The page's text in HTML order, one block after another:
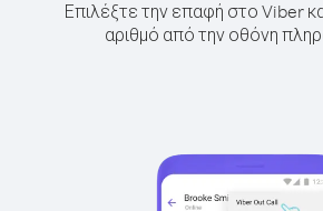
Επιλέξτε την επαφή στο Viber
αριθμό από την οθόνη